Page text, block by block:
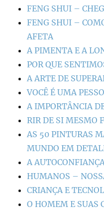
FENG SHUI –
FENG SHUI –
AFETA
A PIMENTA E A
POR QUE
A ARTE DE
VOCÊ É UMA
A IMPORTÂNCIA
RIR DE SI MESMO
AS 50 PINTURAS
MUNDO EM
A
HUMANOS –
CRIANÇA E
O HOMEM E SUAS